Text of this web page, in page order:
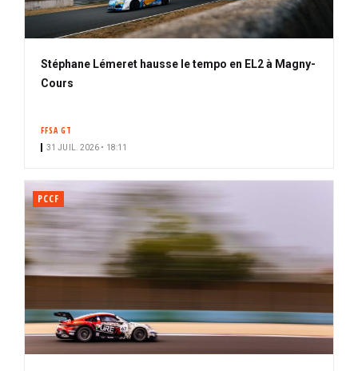
Stéphane Lémeret hausse le tempo en EL2 à Magny-
Cours
FFSA GT
31 JUIL. 2026 • 18:11
PCCF